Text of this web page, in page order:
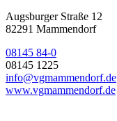
Augsburger Straße 12
82291 Mammendorf
08145 84-0
08145 1225
info@vgmammendorf.de
www.vgmammendorf.de